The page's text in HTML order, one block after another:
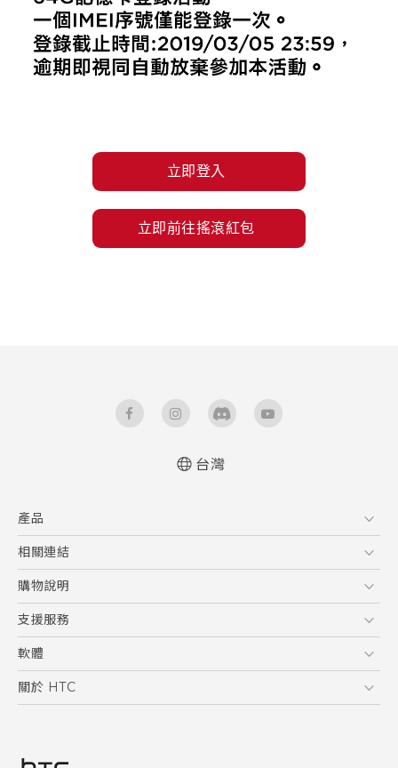
立即登入
立即前往搖滾紅包
台灣
產品
5G
智慧型手機
配件
相關連結
HTC Research
購物說明
購物須知
訂單管理
付款方式
支援服務
到府收送維修服務
服務中心資訊
客戶服務佈告欄
軟體
應用程式
關於 HTC